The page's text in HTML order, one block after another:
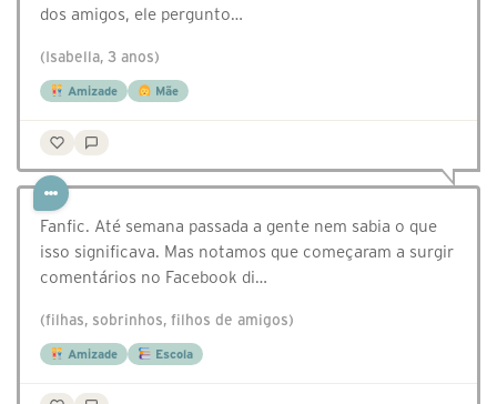
dos amigos, ele pergunto…
(Isabella, 3 anos)
Amizade Mãe
Fanfic. Até semana passada a gente nem sabia o que
isso significava. Mas notamos que começaram a surgir
comentários no Facebook di…
(filhas, sobrinhos, filhos de amigos)
Amizade Escola